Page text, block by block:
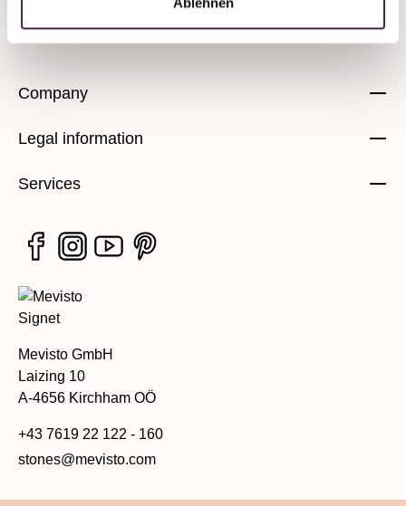
Company
Legal information
Services
Mevisto GmbH
Laizing 10
A-4656 Kirchham OÖ
+43 7619 22 122 - 160
stones@mevisto.com